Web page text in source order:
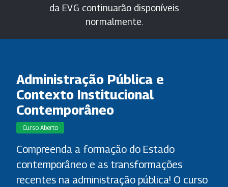
da EV.G continuarão disponíveis
normalmente.
Administração Pública e
Contexto Institucional
Contemporâneo
Curso Aberto
Compreenda a formação do Estado
contemporâneo e as transformações
recentes na administração pública! O curso